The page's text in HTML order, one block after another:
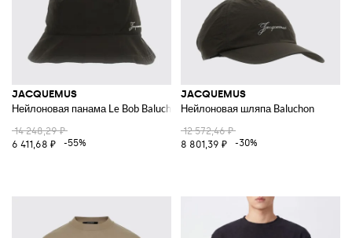
JACQUEMUS
Нейлоновая панама Le Bob Baluchon
14 248,29 ₽
6 411,68 ₽
-55%
JACQUEMUS
Нейлоновая шляпа Baluchon
12 572,46 ₽
8 801,39 ₽
-30%